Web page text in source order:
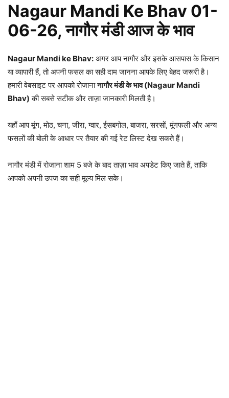
Nagaur Mandi Ke Bhav 01-
06-26,नागौर मंडी आज के भाव
Nagaur Mandi ke Bhav: अगर आप नागौर और इसके आसपास के किसान
या व्यापारी हैं, तो अपनी फसल का सही दाम जानना आपके लिए बेहद जरूरी है।
हमारी वेबसाइट पर आपको रोजानानागौर मंडी के भाव (Nagaur Mandi
Bhav) की सबसे सटीक और ताज़ा जानकारी मिलती है।
यहाँ आप मूंग, मोठ, चना, जीरा, ग्वार, ईसबगोल, बाजरा, सरसों, मूंगफली और अन्य
फसलों की बोली के आधार पर तैयार की गई रेट लिस्ट देख सकते हैं।
नागौर मंडी में रोजाना शाम 5 बजे के बाद ताज़ा भाव अपडेट किए जाते हैं, ताकि
आपको अपनी उपज का सही मूल्य मिल सके।